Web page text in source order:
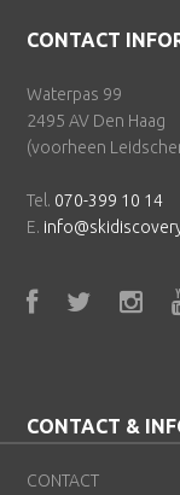
Footer
CONTACT
Waterpas 99
2495 AV Den Haag
(voorheen
Tel. 070-399 10 14
E.
CONTACT &
CONTACT